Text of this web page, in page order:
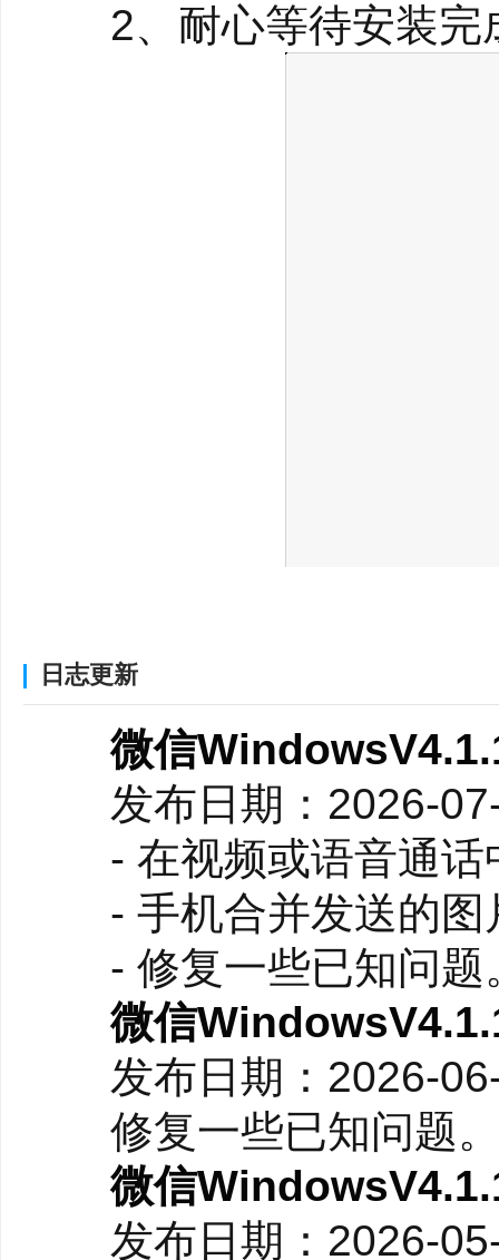
●支持语音输入文字
（2026-3-13新版功能
2、耐心等待安装完
日志更新
微信
发布日期：2026-07-
- 在视频或语音通话
- 手机合并发送的图
- 修复一些已知问题
微信
发布日期：2026-06-
修复一些已知问题
微信
发布日期：2026-05-